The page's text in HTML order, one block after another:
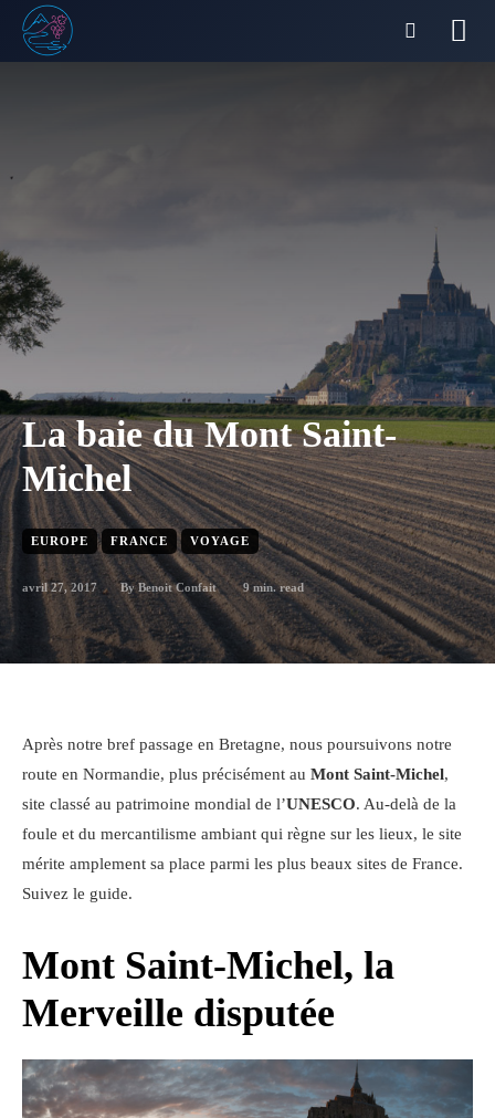
La baie du Mont Saint-
Michel
EUROPE FRANCE VOYAGE
avril 27, 2017 By Benoit Confait 9 min. read
Après notre bref passage en Bretagne, nous poursuivons notre
route en Normandie, plus précisément au Mont Saint-Michel,
site classé au patrimoine mondial de l’UNESCO. Au-delà de la
foule et du mercantilisme ambiant qui règne sur les lieux, le site
mérite amplement sa place parmi les plus beaux sites de France.
Suivez le guide.
Mont Saint-Michel, la
Merveille disputée